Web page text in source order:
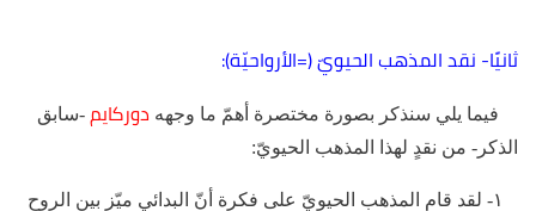
ثانيًا- نقد المذهب الحيويّ (=الأرواحيّة):
فيما يلي سنذكر بصورة مختصرة أهمّ ما وجهه دوركايم -سابق
الذكر- من نقدٍ لهذا المذهب الحيويّ:
١- لقد قام المذهب الحيويّ على فكرة أنّ البدائي ميّز بين الروح